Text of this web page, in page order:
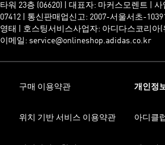
타워 23층 (06620) | 대표자: 마커스모렌트 |
07412 | 통신판매업신고: 2007-서울서초-
영태 | 호스팅서비스사업자: 아디다스코리아(
이메일: service@onlineshop.adidas.co.kr
구매 이용약관 개인정
위치 기반 서비스 이용약관 아디클